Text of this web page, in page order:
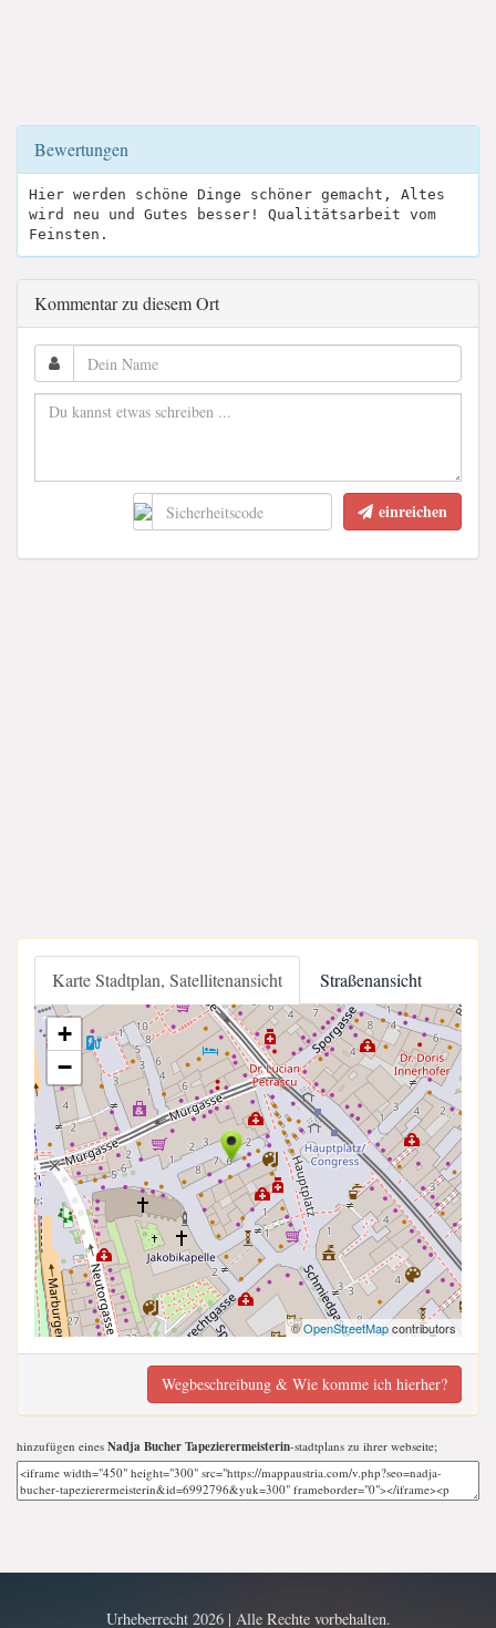
Bewertungen
Hier werden schöne Dinge schöner gemacht, Altes
wird neu und Gutes besser! Qualitätsarbeit vom
Feinsten.
Kommentar zu diesem Ort
einreichen
Karte Stadtplan, Satellitenansicht Straßenansicht
+
−
©OpenStreetMapcontributors
Wegbeschreibung & Wie komme ich hierher?
hinzufügen eines Nadja Bucher Tapezierermeisterin-stadtplans zu ihrer webseite;
Urheberrecht 2026 | Alle Rechte vorbehalten.